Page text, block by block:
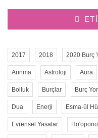
2017 2018 2020 Burç
Arınma Astroloji Aura
Bolluk Burçlar Burç
Dua Enerji Esma-ül
Evrensel Yasalar